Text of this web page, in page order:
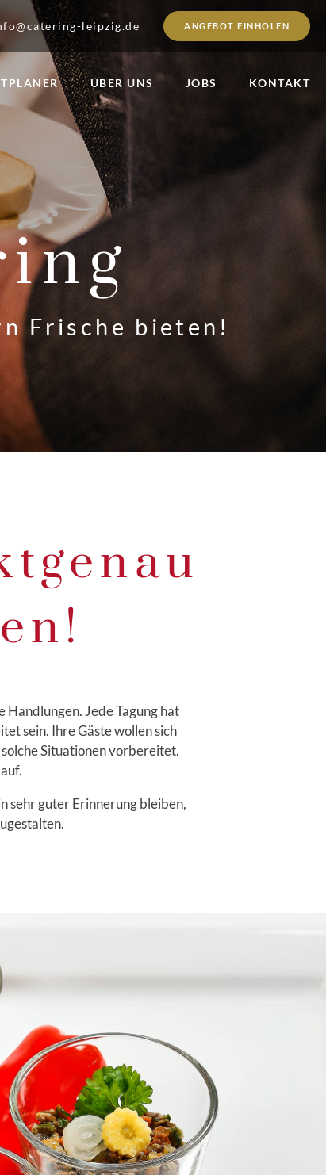
leipzig.de ANGEBOT EINHOLEN
ÜBER UNS JOBS KONTAKT
Frische bieten!
Jede Tagung hat
sein. Ihre Gäste wollen sich
Situationen vorbereitet.
sehr guter Erinnerung bleiben,